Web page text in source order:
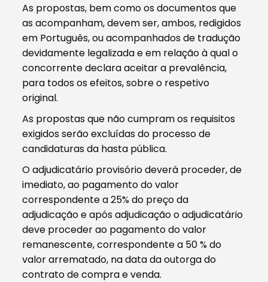
As propostas, bem como os documentos que
as acompanham, devem ser, ambos, redigidos
em Português, ou acompanhados de tradução
devidamente legalizada e em relação à qual o
concorrente declara aceitar a prevalência,
para todos os efeitos, sobre o respetivo
original.
As propostas que não cumpram os requisitos
exigidos serão excluídas do processo de
candidaturas da hasta pública.
O adjudicatário provisório deverá proceder, de
imediato, ao pagamento do valor
correspondente a 25% do preço da
adjudicação e após adjudicação o adjudicatário
deve proceder ao pagamento do valor
remanescente, correspondente a 50 % do
valor arrematado, na data da outorga do
contrato de compra e venda.